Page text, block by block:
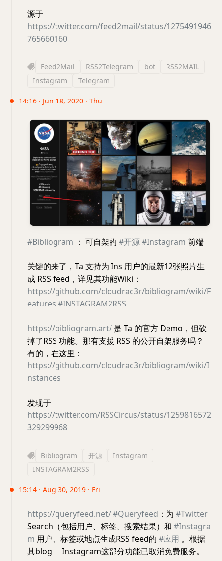
源于
https://twitter.com/feed2mail/status/1275491946
765660160
Feed2Mail RSS2Telegram bot
RSS2MAIL
Instagram
Telegram
14:16 · Jun 18, 2020 · Thu
#Bibliogram ： 可自架的 #开源#Instagram 前端
关键的来了，Ta 支持为 Ins 用户的最新12张照片生
成 RSS feed，详见其功能Wiki：
https://github.com/cloudrac3r/bibliogram/wiki/F
eatures #INSTAGRAM2RSS
https://bibliogram.art/ 是 Ta 的官方 Demo，但砍
掉了RSS 功能。那有支援 RSS 的公开自架服务吗？
有的，在这里：
https://github.com/cloudrac3r/bibliogram/wiki/I
nstances
发现于
https://twitter.com/RSSCircus/status/1259816572
329299968
Bibliogram 开源
Instagram
INSTAGRAM2RSS
15:14 · Aug 30, 2019 · Fri
https://queryfeed.net/#Queryfeed ：为 #Twitter
Search（包括用户、标签、搜索结果）和 #Instagra
m 用户、标签或地点生成RSS feed的 #应用 。根据
其blog， Instagram这部分功能已取消免费服务。